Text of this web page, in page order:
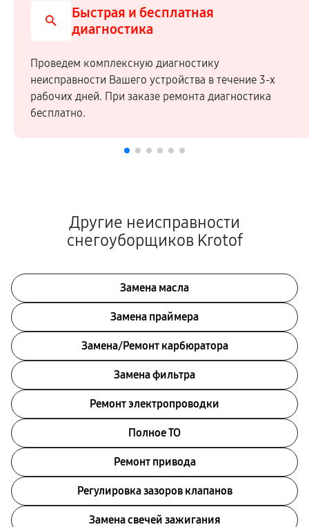
Быстрая и бесплатная
диагностика
Проведем комплексную диагностику
неисправности Вашего устройства в течение 3-х
рабочих дней. При заказе ремонта диагностика
бесплатно.
Другие неисправности
снегоуборщиков Krotof
Замена масла
Замена праймера
Замена/Pемонт карбюратора
Замена фильтра
Ремонт электропроводки
Полное ТО
Ремонт привода
Регулировка зазоров клапанов
Замена свечей зажигания